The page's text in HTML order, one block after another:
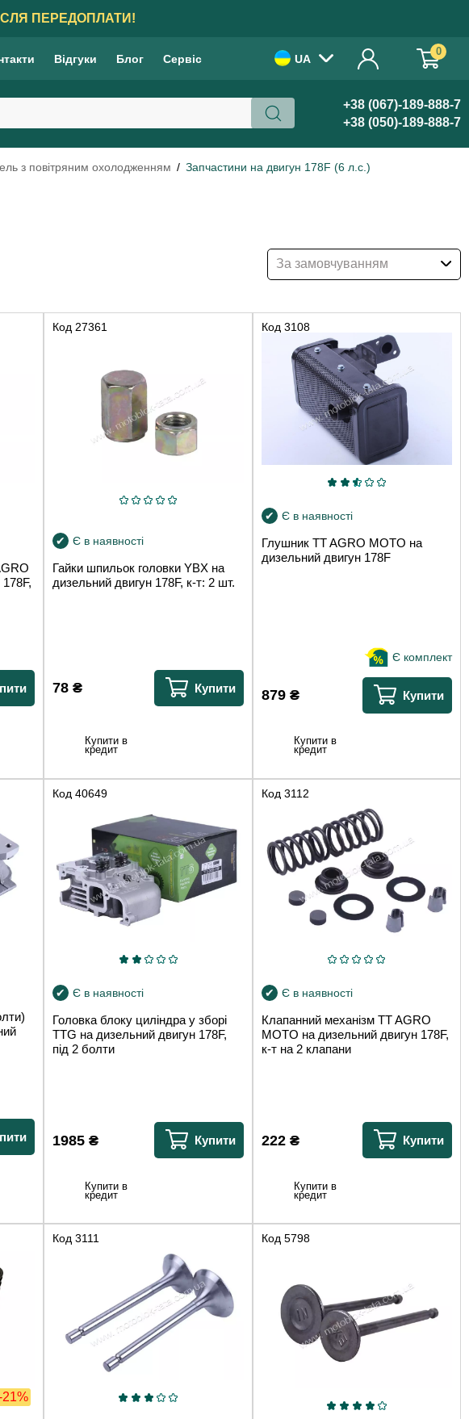
ПЕРЕДОПЛАТИ!
Відгуки Блог Сервіс UA
0
+38 (067)-189-888-7
+38 (050)-189-888-7
з повітряним охолодженням Запчастини на двигун 178F (6 л.с.)
За замовчуванням
Код 27361
Є в наявності
Гайки шпильок головки YBX на
дизельний двигун 178F, к-т: 2 шт.
78 ₴ Купити
Купити в
кредит
Код 3108
Є в наявності
Глушник TT AGRO MOTO на
дизельний двигун 178F
Є комплект
879₴ Купити
Купити в
кредит
Код 40649
Є в наявності
Головка блоку циліндра у зборі
TTG на дизельний двигун 178F,
під 2 болти
1985 ₴ Купити
Купити в
кредит
Код 3112
Є в наявності
Клапанний механізм TT AGRO
MOTO на дизельний двигун 178F,
к-т на 2 клапани
222₴ Купити
Купити в
кредит
21%
Код 3111 Код 5798